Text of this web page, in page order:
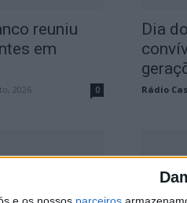
e os nossos parceiros
reuniu
em
2026 0
Dia
Rádio